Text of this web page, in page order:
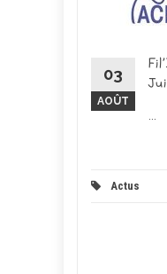
03
AOÛT
...
Actus